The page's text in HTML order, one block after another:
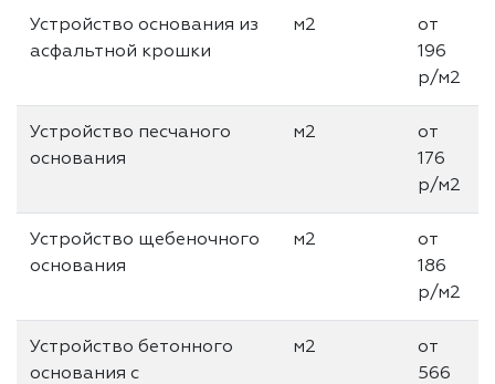
Устройство основания из
асфальтной крошки
м2
от
196
р/м2
Устройство песчаного
основания
м2
от
176
р/м2
Устройство щебеночного
основания
м2
от
186
р/м2
Устройство бетонного
основания с
м2
от
566